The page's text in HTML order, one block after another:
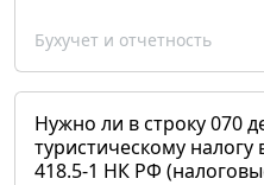
Бухучет и отчетность
Нужно ли в строку 070
туристическому
418.5-1 НК РФ